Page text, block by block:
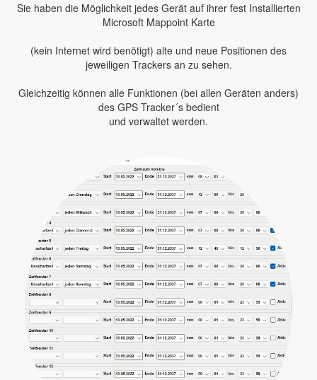
Sie haben die Möglichkeit jedes Gerät auf ihrer fest Installierten
Microsoft Mappoint Karte
(kein Internet wird benötigt) alte und neue Positionen des
jeweiligen Trackers an zu sehen.
Gleichzeitig können alle Funktionen (bei allen Geräten anders)
des GPS Tracker´s bedient
und verwaltet werden.